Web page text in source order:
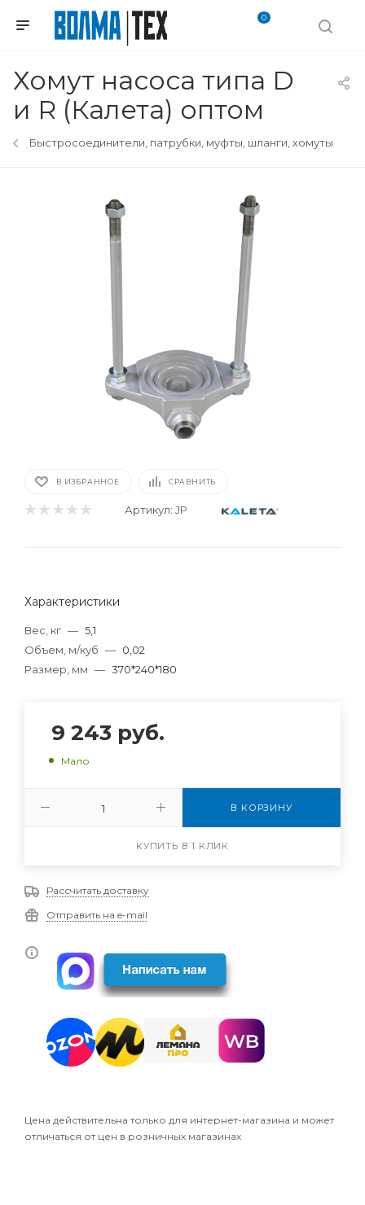
0
Хомут насоса типа D
и R (Калета) оптом
Быстросоединители, патрубки, муфты, шланги, хомуты
В ИЗБРАННОЕ СРАВНИТЬ
Артикул: JP
Характеристики
Вес, кг — 5,1
Объем, м/куб — 0,02
Размер, мм — 370*240*180
9 243 руб.
Мало
В КОРЗИНУ
КУПИТЬ В 1 КЛИК
Рассчитать доставку
Отправить на e-mail
Цена действительна только для интернет-магазина и может
отличаться от цен в розничных магазинах